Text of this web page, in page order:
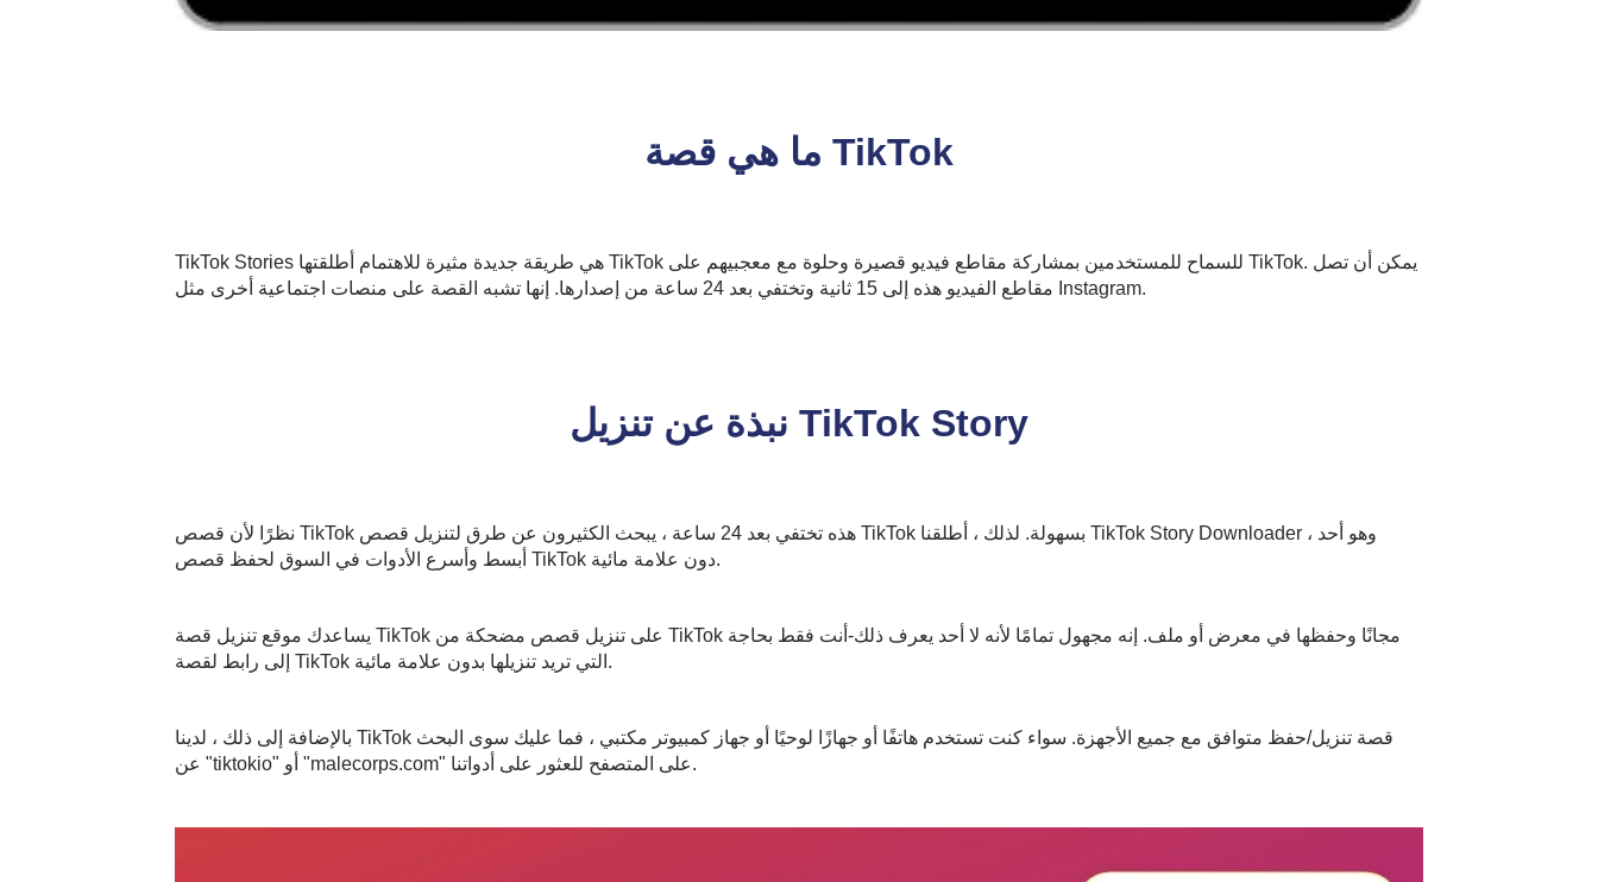
ما هي قصة TikTok
TikTok Stories هي طريقة جديدة مثيرة للاهتمام أطلقتها TikTok للسماح للمستخدمين بمشاركة مقاطع فيديو قصيرة وحلوة مع معجبيهم على TikTok. يمكن أن تصل
مقاطع الفيديو هذه إلى 15 ثانية وتختفي بعد 24 ساعة من إصدارها. إنها تشبه القصة على منصات اجتماعية أخرى مثل Instagram.
نبذة عن تنزيل TikTok Story
نظرًا لأن قصص TikTok هذه تختفي بعد 24 ساعة ، يبحث الكثيرون عن طرق لتنزيل قصص TikTok بسهولة. لذلك ، أطلقنا TikTok Story Downloader ، وهو أحد
أبسط وأسرع الأدوات في السوق لحفظ قصص TikTok دون علامة مائية.
يساعدك موقع تنزيل قصة TikTok على تنزيل قصص مضحكة من TikTok مجانًا وحفظها في معرض أو ملف. إنه مجهول تمامًا لأنه لا أحد يعرف ذلك-أنت فقط بحاجة
إلى رابط لقصة TikTok التي تريد تنزيلها بدون علامة مائية.
بالإضافة إلى ذلك ، لدينا TikTok قصة تنزيل/حفظ متوافق مع جميع الأجهزة. سواء كنت تستخدم هاتفًا أو جهازًا لوحيًا أو جهاز كمبيوتر مكتبي ، فما عليك سوى البحث
عن "tiktokio" أو "malecorps.com" على المتصفح للعثور على أدواتنا.